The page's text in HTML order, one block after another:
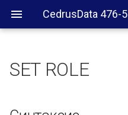
CedrusData 476-5
Описание
SET ROLE